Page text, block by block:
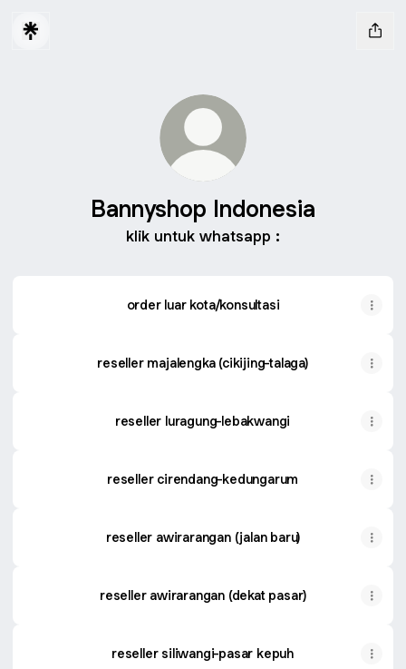
Bannyshop Indonesia
klik untuk whatsapp :
order luar kota/konsultasi
reseller majalengka (cikijing-talaga)
reseller luragung-lebakwangi
reseller cirendang-kedungarum
reseller awirarangan (jalan baru)
reseller awirarangan (dekat pasar)
reseller siliwangi-pasar kepuh